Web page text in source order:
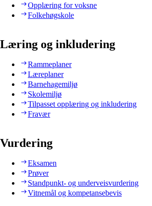
Opplæring for voksne
Folkehøgskole
Læring og inkludering
Rammeplaner
Læreplaner
Barnehagemiljø
Skolemiljø
Tilpasset opplæring og inkludering
Fravær
Vurdering
Eksamen
Prøver
Standpunkt- og underveisvurdering
Vitnemål og kompetansebevis